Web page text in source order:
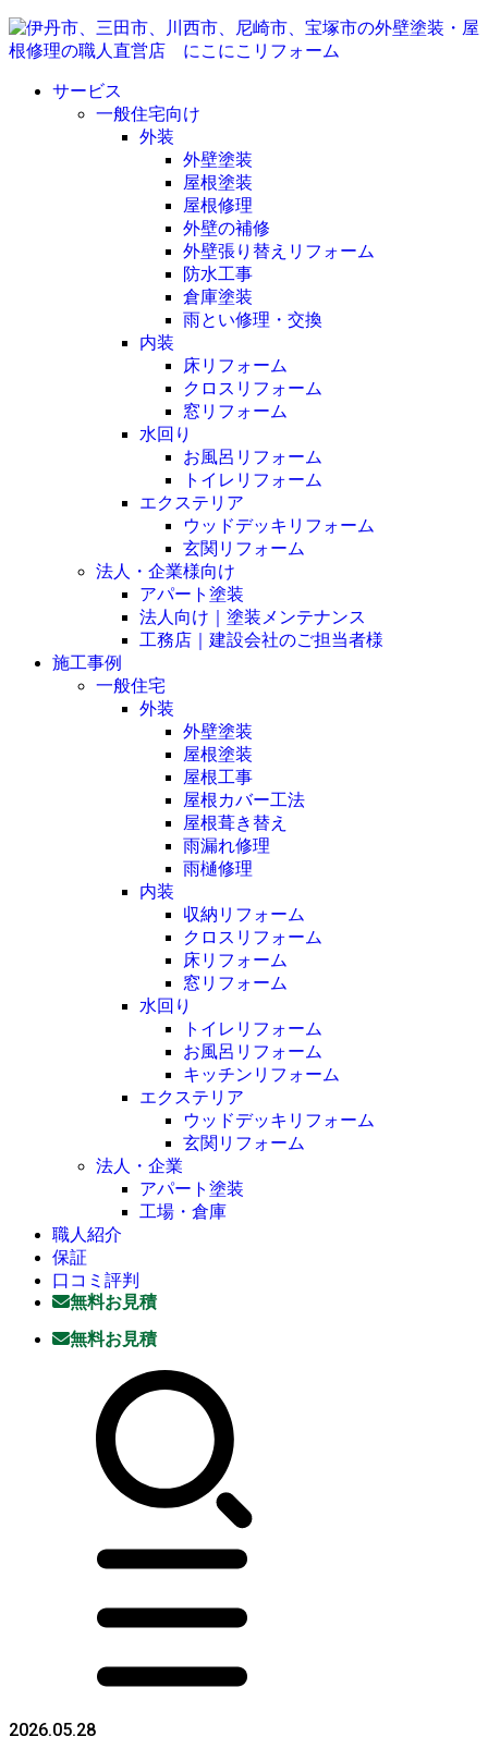
サービス
一般住宅向け
外装
外壁塗装
屋根塗装
屋根修理
外壁の補修
外壁張り替えリフォーム
防水工事
倉庫塗装
雨とい修理・交換
内装
床リフォーム
クロスリフォーム
窓リフォーム
水回り
お風呂リフォーム
トイレリフォーム
エクステリア
ウッドデッキリフォーム
玄関リフォーム
法人・企業様向け
アパート塗装
法人向け｜塗装メンテナンス
工務店｜建設会社のご担当者様
施工事例
一般住宅
外装
外壁塗装
屋根塗装
屋根工事
屋根カバー工法
屋根葺き替え
雨漏れ修理
雨樋修理
内装
収納リフォーム
クロスリフォーム
床リフォーム
窓リフォーム
水回り
トイレリフォーム
お風呂リフォーム
キッチンリフォーム
エクステリア
ウッドデッキリフォーム
玄関リフォーム
法人・企業
アパート塗装
工場・倉庫
職人紹介
保証
口コミ評判
無料お見積
無料お見積
2026.05.28